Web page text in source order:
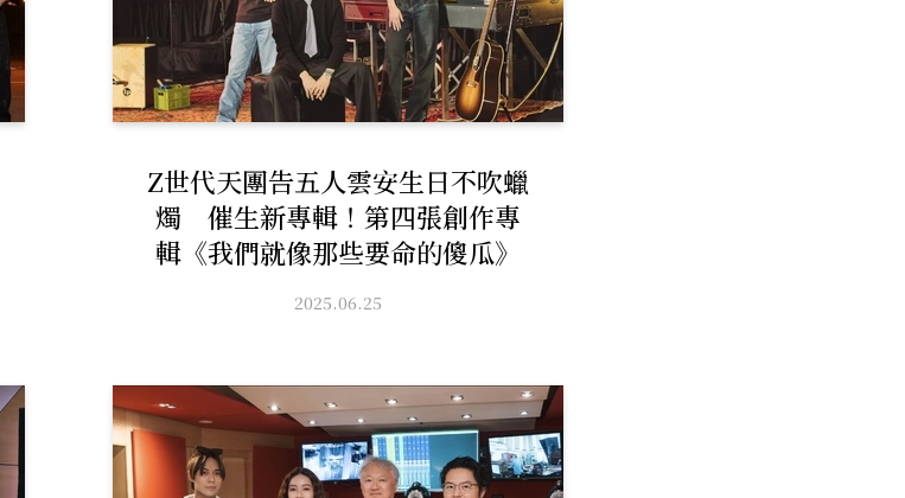
Z世代天團告五人雲安生日不吹蠟
燭 催生新專輯！第四張創作專
輯《我們就像那些要命的傻瓜》
2025.06.25